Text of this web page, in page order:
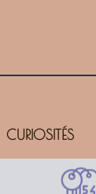
CURIOSITÉS